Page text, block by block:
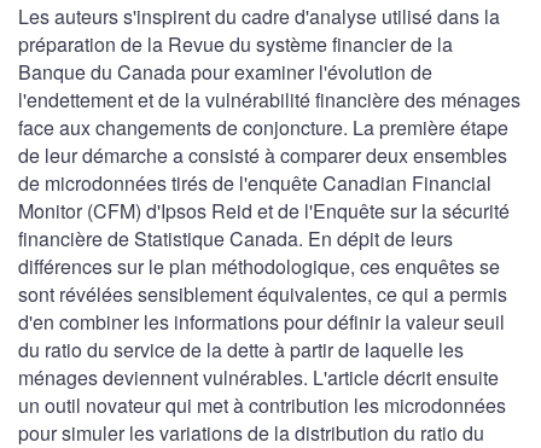
Les auteurs s'inspirent du cadre d'analyse utilisé dans la
préparation de la Revue du système financier de la
Banque du Canada pour examiner l'évolution de
l'endettement et de la vulnérabilité financière des ménages
face aux changements de conjoncture. La première étape
de leur démarche a consisté à comparer deux ensembles
de microdonnées tirés de l'enquête Canadian Financial
Monitor (CFM) d'Ipsos Reid et de l'Enquête sur la sécurité
financière de Statistique Canada. En dépit de leurs
différences sur le plan méthodologique, ces enquêtes se
sont révélées sensiblement équivalentes, ce qui a permis
d'en combiner les informations pour définir la valeur seuil
du ratio du service de la dette à partir de laquelle les
ménages deviennent vulnérables. L'article décrit ensuite
un outil novateur qui met à contribution les microdonnées
pour simuler les variations de la distribution du ratio du